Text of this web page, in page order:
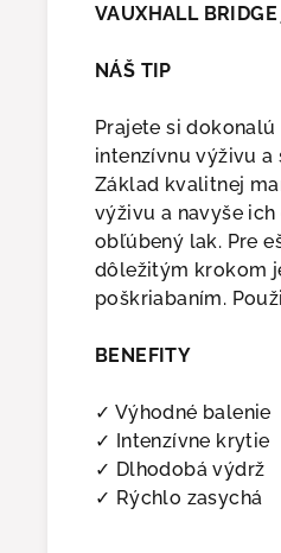
VAUXHALL
NÁŠ TIP
Prajete si
intenzívnu výživu
Základ kvalitnej
výživu a navyše
obľúbený lak. Pre
dôležitým krokom
poškriabaním.
BENEFITY
✓ Výhodné balenie
✓ Intenzívne krytie
✓ Dlhodobá výdrž
✓ Rýchlo zasychá